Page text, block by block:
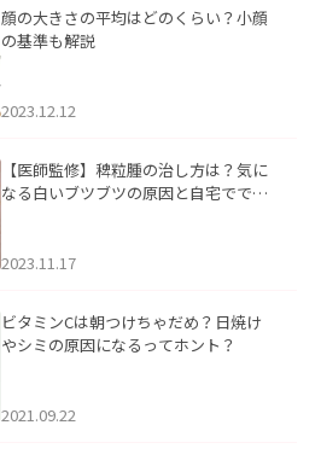
顔の大きさの平均はどのくらい？小顔
の基準も解説
2023.12.12
【医師監修】稗粒腫の治し方は？気に
なる白いブツブツの原因と自宅ででき
2023.11.17
ビタミンCは朝つけちゃだめ？日焼け
やシミの原因になるってホント？
2021.09.22